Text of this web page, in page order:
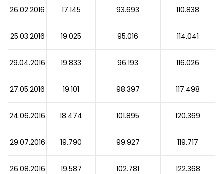
26.02.2016 17.145 93.693 110.838
25.03.2016 19.025 95.016 114.041
29.04.2016 19.833 96.193 116.026
27.05.2016 19.101 98.397 117.498
24.06.2016 18.474 101.895 120.369
29.07.2016 19.790 99.927 119.717
26.08.2016 19.587 102.781 122.368